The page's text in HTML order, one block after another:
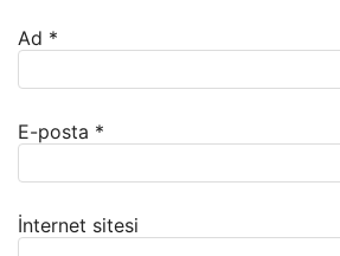
Ad *
E-posta *
İnternet sitesi